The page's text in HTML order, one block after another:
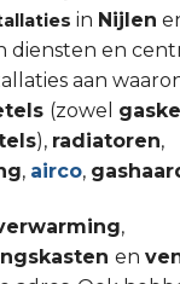
in Nijlen
diensten en
aan
(zowel
), radiatoren,
, airco,
,
en